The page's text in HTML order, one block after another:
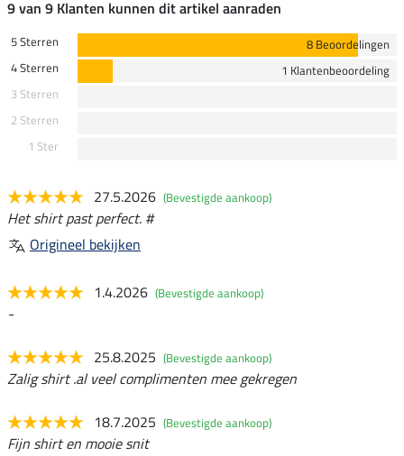
9 van 9 Klanten kunnen dit artikel aanraden
5 Sterren
8 Beoordelingen
4 Sterren
1 Klantenbeoordeling
3 Sterren
2 Sterren
1 Ster
27.5.2026 (Bevestigde aankoop)
Het shirt past perfect. #
Origineel bekijken
1.4.2026 (Bevestigde aankoop)
-
25.8.2025 (Bevestigde aankoop)
Zalig shirt .al veel complimenten mee gekregen
18.7.2025 (Bevestigde aankoop)
Fijn shirt en mooie snit